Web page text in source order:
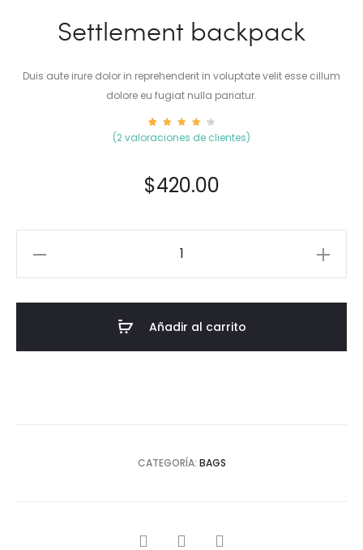
Settlement backpack
Duis aute irure dolor in reprehenderit in voluptate velit esse cillum
dolore eu fugiat nulla pariatur.
Valora
do
o en
puntua
(2valoraciones de clientes)
$420.00
Añadir al carrito
CATEGORÍA: BAGS